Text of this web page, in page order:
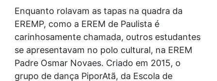
Enquanto rolavam as tapas na quadra da
EREMP, como a EREM de Paulista é
carinhosamente chamada, outros estudantes
se apresentavam no polo cultural, na EREM
Padre Osmar Novaes. Criado em 2015, o
grupo de dança PiporAtã, da Escola de